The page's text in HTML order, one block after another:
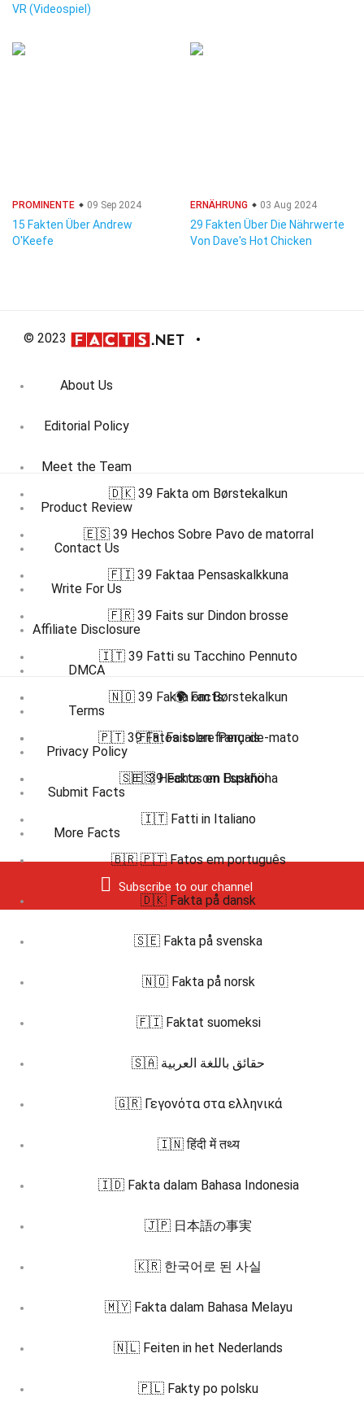
VR (Videospiel)
PROMINENTE 09 Sep 2024
15 Fakten Über Andrew
O'Keefe
ERNÄHRUNG 03 Aug 2024
29 Fakten Über Die Nährwerte
Von Dave's Hot Chicken
© 2023
About Us
Editorial Policy
Meet the Team
Product Review
Contact Us
Write For Us
Affiliate Disclosure
DMCA
Terms
Privacy Policy
Submit Facts
More Facts
Subscribe to our channel
🇩🇰 39 Fakta om Børstekalkun
🇪🇸 39 Hechos Sobre Pavo de matorral
🇫🇮 39 Faktaa Pensaskalkkuna
🇫🇷 39 Faits sur Dindon brosse
🇮🇹 39 Fatti su Tacchino Pennuto
🇳🇴 39 Fakta om Børstekalkun
🇵🇹 39 Fatos sobre Peru-de-mato
🇸🇪 39 Fakta om Buskhöna
🌍 Facts
🇫🇷 Faits en français
🇪🇸 Hechos en Español
🇮🇹 Fatti in Italiano
🇧🇷 🇵🇹 Fatos em português
🇩🇰 Fakta på dansk
🇸🇪 Fakta på svenska
🇳🇴 Fakta på norsk
🇫🇮 Faktat suomeksi
🇸🇦 حقائق باللغة العربية
🇬🇷 Γεγονότα στα ελληνικά
🇮🇳 हिंदी में तथ्य
🇮🇩 Fakta dalam Bahasa Indonesia
🇯🇵 日本語の事実
🇰🇷 한국어로 된 사실
🇲🇾 Fakta dalam Bahasa Melayu
🇳🇱 Feiten in het Nederlands
🇵🇱 Fakty po polsku